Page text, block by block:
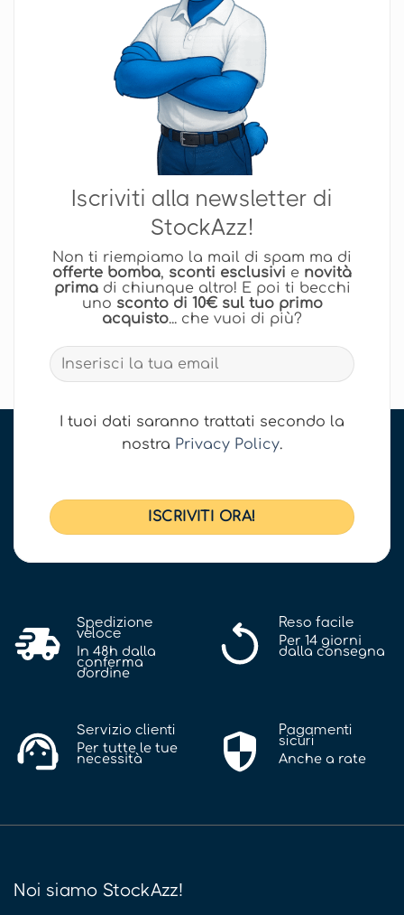
Iscriviti alla newsletter di
StockAzz!
Non ti riempiamo la mail di spam ma di
offerte bomba, sconti esclusivi e novità
primadi chiunque altro! E poi ti becchi
uno sconto di 10€ sul tuo primo
acquisto... che vuoi di più?
I tuoi dati saranno trattati secondo la
nostra Privacy Policy.
Spedizione
veloce
In 48h dalla
conferma
d'ordine
Reso facile
Per 14 giorni
dalla consegna
Servizio clienti
Per tutte le tue
necessità
Pagamenti
sicuri
Anche a rate
Noi siamo StockAzz!